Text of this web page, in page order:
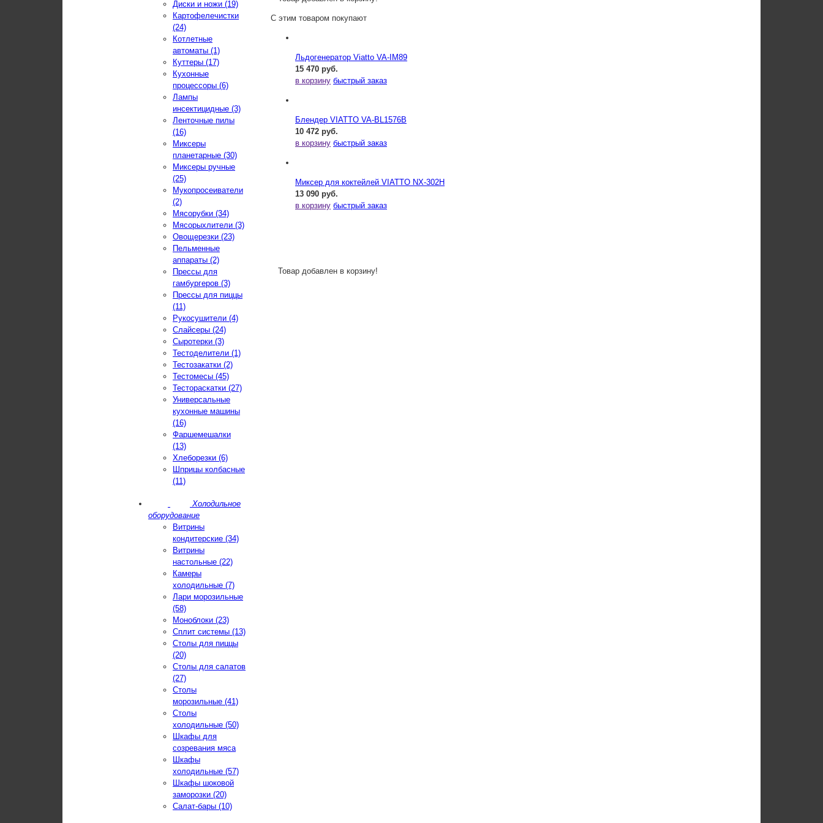
С этим товаром покупают
Льдогенератор Viatto VA-IM89
15 470 руб.
в корзину быстрый заказ
Блендер VIATTO VA-BL1576B
10 472 руб.
в корзину быстрый заказ
Миксер для коктейлей VIATTO NX-302H
13 090 руб.
в корзину быстрый заказ
Товар добавлен в корзину!
Диски и ножи (19)
Картофелечистки
(24)
Котлетные
автоматы (1)
Куттеры (17)
Кухонные
процессоры (6)
Лампы
инсектицидные (3)
Ленточные пилы
(16)
Миксеры
планетарные (30)
Миксеры ручные
(25)
Мукопросеиватели
(2)
Мясорубки (34)
Мясорыхлители (3)
Овощерезки (23)
Пельменные
аппараты (2)
Прессы для
гамбургеров (3)
Прессы для пиццы
(11)
Рукосушители (4)
Слайсеры (24)
Сыротерки (3)
Тестоделители (1)
Тестозакатки (2)
Тестомесы (45)
Тестораскатки (27)
Универсальные
кухонные машины
(16)
Фаршемешалки
(13)
Хлеборезки (6)
Шприцы колбасные
(11)
Холодильное
оборудование
Витрины
кондитерские (34)
Витрины
настольные (22)
Камеры
холодильные (7)
Лари морозильные
(58)
Моноблоки (23)
Сплит системы (13)
Столы для пиццы
(20)
Столы для салатов
(27)
Столы
морозильные (41)
Столы
холодильные (50)
Шкафы для
созревания мяса
Шкафы
холодильные (57)
Шкафы шоковой
заморозки (20)
Салат-бары (10)